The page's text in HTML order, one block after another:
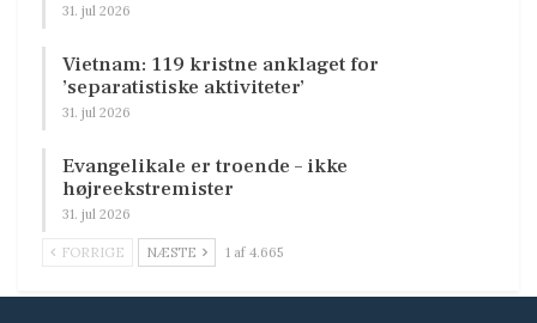
31. jul 2026
Vietnam: 119 kristne anklaget for
’separatistiske aktiviteter’
31. jul 2026
Evangelikale er troende – ikke
højreekstremister
31. jul 2026
FORRIGE NÆSTE 1 af 4.665